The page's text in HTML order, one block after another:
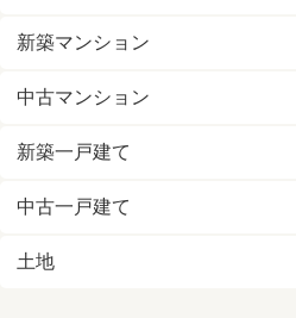
新築マンション
中古マンション
新築一戸建て
中古一戸建て
土地